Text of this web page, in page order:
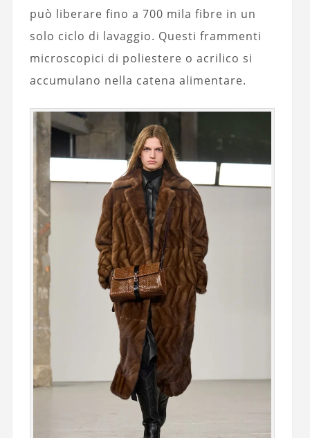
può liberare fino a 700 mila fibre in un
solo ciclo di lavaggio. Questi frammenti
microscopici di poliestere o acrilico si
accumulano nella catena alimentare.